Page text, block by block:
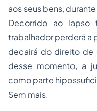
aos seus bens,
Decorrido ao
trabalhador perderá a
decairá do direito de
desse momento, a
como parte
Sem mais.